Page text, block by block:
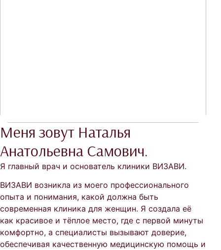
Меня зовут Наталья
Анатольевна Самович.
Я главный врач и основатель клиники ВИЗАВИ.
ВИЗАВИ возникла из моего профессионального
опыта и понимания, какой должна быть
современная клиника для женщин. Я создала её
как красивое и тёплое место, где с первой минуты
комфортно, а специалисты вызывают доверие,
обеспечивая качественную медицинскую помощь и